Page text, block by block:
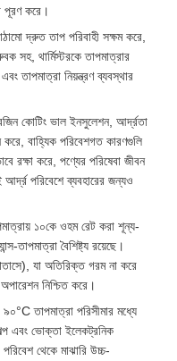
পূরণ করে।
দ্রুত তাপ পরিবাহী সক্ষম করে,
সহ, থার্মিস্টরকে তাপমাত্রার
তাপমাত্রা নিয়ন্ত্রণ ব্যবস্থার
কোটিং ভাল ইনসুলেশন, আর্দ্রতা
বাহ্যিক পরিবেশগত কারণগুলি
রক্ষা করে, পণ্যের পরিষেবা জীবন
পরিবেশে ব্যবহারের জন্যও
১০কে ওহম রেট করা শূন্য-
তাপমাত্রা বৈশিষ্ট্য রয়েছে।
যা অতিরিক্ত গরম না করে
নিশ্চিত করে।
তাপমাত্রা পরিসীমার মধ্যে
এবং ভোক্তা ইলেকট্রনিক
থেকে মাঝারি উচ্চ-